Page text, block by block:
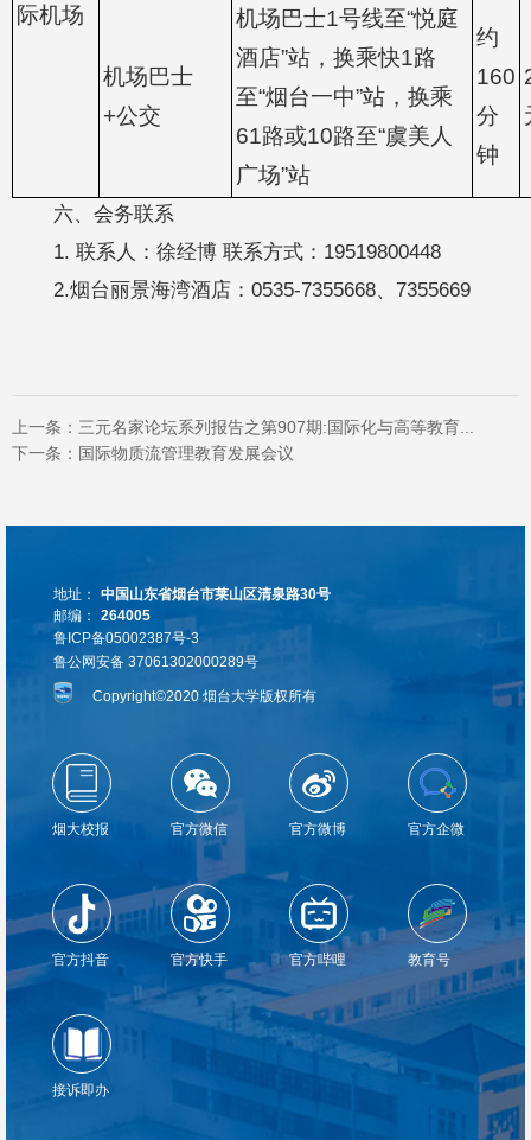
际机场
机场巴士
+公交
机场巴士1号线至“悦庭
酒店”站，换乘快1路
至“烟台一中”站，换乘
61路或10路至“虞美人
广场”站
约
160
分
钟
六、会务联系
1. 联系人：徐经博 联系方式：19519800448
2.烟台丽景海湾酒店：0535-7355668、7355669
上一条： 三元名家论坛系列报告之第907期:国际化与高等教育...
下一条： 国际物质流管理教育发展会议
地址：
中国山东省烟台市莱山区清泉路30号
邮编：
264005
鲁ICP备05002387号-3
鲁公网安备 37061302000289号
Copyright©2020 烟台大学版权所有
烟大校报 官方微信 官方微博 官方企微
官方抖音 官方快手 官方哔哩 教育号
接诉即办